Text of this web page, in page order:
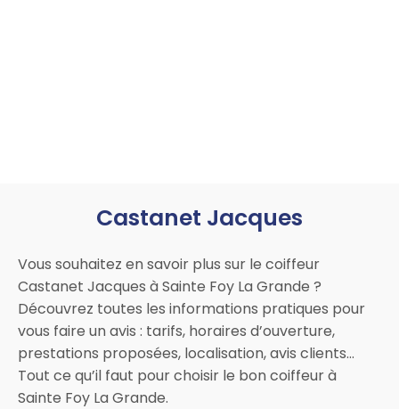
Castanet Jacques
Vous souhaitez en savoir plus sur le coiffeur
Castanet Jacques à Sainte Foy La Grande ?
Découvrez toutes les informations pratiques pour
vous faire un avis : tarifs, horaires d’ouverture,
prestations proposées, localisation, avis clients…
Tout ce qu’il faut pour choisir le bon coiffeur à
Sainte Foy La Grande.